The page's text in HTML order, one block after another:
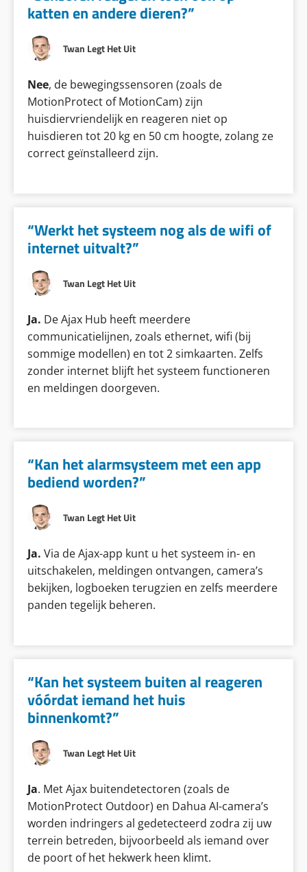
katten en andere dieren?”
Twan Legt Het Uit
Nee, de bewegingssensoren (zoals de
MotionProtect of MotionCam) zijn
huisdiervriendelijk en reageren niet op
huisdieren tot 20 kg en 50 cm hoogte, zolang ze
correct geïnstalleerd zijn.
“Werkt het systeem nog als de wifi of
internet uitvalt?”
Twan Legt Het Uit
Ja. De Ajax Hub heeft meerdere
communicatielijnen, zoals ethernet, wifi (bij
sommige modellen) en tot 2 simkaarten. Zelfs
zonder internet blijft het systeem functioneren
en meldingen doorgeven.
“Kan het alarmsysteem met een app
bediend worden?”
Twan Legt Het Uit
Ja. Via de Ajax-app kunt u het systeem in- en
uitschakelen, meldingen ontvangen, camera’s
bekijken, logboeken terugzien en zelfs meerdere
panden tegelijk beheren.
“Kan het systeem buiten al reageren
vóórdat iemand het huis
binnenkomt?”
Twan Legt Het Uit
Ja. Met Ajax buitendetectoren (zoals de
MotionProtect Outdoor) en Dahua AI-camera’s
worden indringers al gedetecteerd zodra zij uw
terrein betreden, bijvoorbeeld als iemand over
de poort of het hekwerk heen klimt.